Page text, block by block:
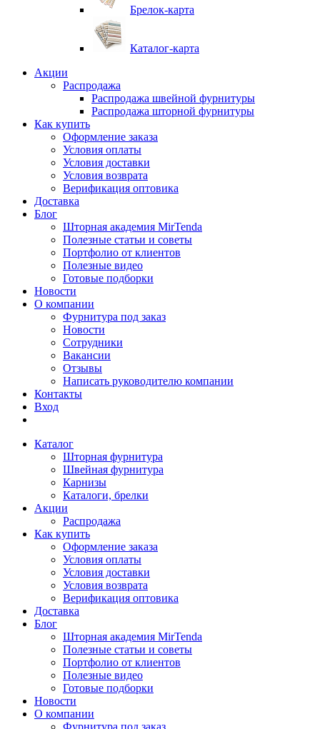
Брелок-карта
Каталог-карта
Акции
Распродажа
Распродажа швейной фурнитуры
Распродажа шторной фурнитуры
Как купить
Оформление заказа
Условия оплаты
Условия доставки
Условия возврата
Верификация оптовика
Доставка
Блог
Шторная академия MirTenda
Полезные статьи и советы
Портфолио от клиентов
Полезные видео
Готовые подборки
Новости
О компании
Фурнитура под заказ
Новости
Сотрудники
Вакансии
Отзывы
Написать руководителю компании
Контакты
Вход
Каталог
Шторная фурнитура
Швейная фурнитура
Карнизы
Каталоги, брелки
Акции
Распродажа
Как купить
Оформление заказа
Условия оплаты
Условия доставки
Условия возврата
Верификация оптовика
Доставка
Блог
Шторная академия MirTenda
Полезные статьи и советы
Портфолио от клиентов
Полезные видео
Готовые подборки
Новости
О компании
Фурнитура под заказ